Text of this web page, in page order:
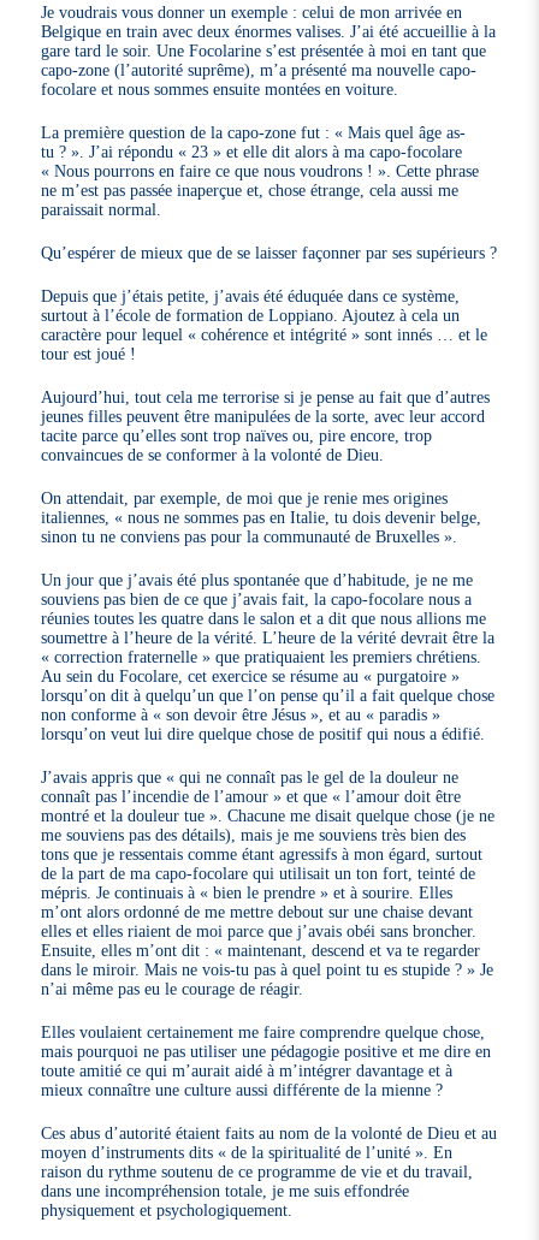
Je voudrais vous donner un exemple : celui de mon arrivée en
Belgique en train avec deux énormes valises. J’ai été accueillie à la
gare tard le soir. Une Focolarine s’est présentée à moi en tant que
capo-zone (l’autorité suprême), m’a présenté ma nouvelle capo-
focolare et nous sommes ensuite montées en voiture.
La première question de la capo-zone fut : « Mais quel âge as-
tu ? ». J’ai répondu « 23 » et elle dit alors à ma capo-focolare
« Nous pourrons en faire ce que nous voudrons ! ». Cette phrase
ne m’est pas passée inaperçue et, chose étrange, cela aussi me
paraissait normal.
Qu’espérer de mieux que de se laisser façonner par ses supérieurs ?
Depuis que j’étais petite, j’avais été éduquée dans ce système,
surtout à l’école de formation de Loppiano. Ajoutez à cela un
caractère pour lequel « cohérence et intégrité » sont innés … et le
tour est joué !
Aujourd’hui, tout cela me terrorise si je pense au fait que d’autres
jeunes filles peuvent être manipulées de la sorte, avec leur accord
tacite parce qu’elles sont trop naïves ou, pire encore, trop
convaincues de se conformer à la volonté de Dieu.
On attendait, par exemple, de moi que je renie mes origines
italiennes, « nous ne sommes pas en Italie, tu dois devenir belge,
sinon tu ne conviens pas pour la communauté de Bruxelles ».
Un jour que j’avais été plus spontanée que d’habitude, je ne me
souviens pas bien de ce que j’avais fait, la capo-focolare nous a
réunies toutes les quatre dans le salon et a dit que nous allions me
soumettre à l’heure de la vérité. L’heure de la vérité devrait être la
« correction fraternelle » que pratiquaient les premiers chrétiens.
Au sein du Focolare, cet exercice se résume au « purgatoire »
lorsqu’on dit à quelqu’un que l’on pense qu’il a fait quelque chose
non conforme à « son devoir être Jésus », et au « paradis »
lorsqu’on veut lui dire quelque chose de positif qui nous a édifié.
J’avais appris que « qui ne connaît pas le gel de la douleur ne
connaît pas l’incendie de l’amour » et que « l’amour doit être
montré et la douleur tue ». Chacune me disait quelque chose (je ne
me souviens pas des détails), mais je me souviens très bien des
tons que je ressentais comme étant agressifs à mon égard, surtout
de la part de ma capo-focolare qui utilisait un ton fort, teinté de
mépris. Je continuais à « bien le prendre » et à sourire. Elles
m’ont alors ordonné de me mettre debout sur une chaise devant
elles et elles riaient de moi parce que j’avais obéi sans broncher.
Ensuite, elles m’ont dit : « maintenant, descend et va te regarder
dans le miroir. Mais ne vois-tu pas à quel point tu es stupide ? » Je
n’ai même pas eu le courage de réagir.
Elles voulaient certainement me faire comprendre quelque chose,
mais pourquoi ne pas utiliser une pédagogie positive et me dire en
toute amitié ce qui m’aurait aidé à m’intégrer davantage et à
mieux connaître une culture aussi différente de la mienne ?
Ces abus d’autorité étaient faits au nom de la volonté de Dieu et au
moyen d’instruments dits « de la spiritualité de l’unité ». En
raison du rythme soutenu de ce programme de vie et du travail,
dans une incompréhension totale, je me suis effondrée
physiquement et psychologiquement.